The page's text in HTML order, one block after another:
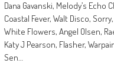
Dana Gavanski, Melody’s
Coastal Fever, Walt Disco,
White Flowers, Angel Olsen,
Katy J Pearson, Flasher,
Sen…